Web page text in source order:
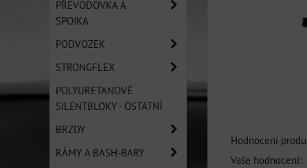
Hodnocení
Vaše hodnocení:
PŘEVODOVKA A
SPOJKA
PODVOZEK
STRONGFLEX
POLYURETANOVÉ
SILENTBLOKY - OSTATNÍ
BRZDY
RÁMY A BASH-BARY